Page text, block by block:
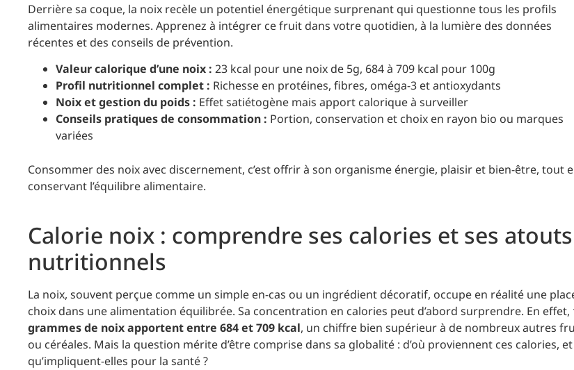
Derrière sa coque, la noix recèle un potentiel énergétique surprenant qui questionne tous les profils
alimentaires modernes. Apprenez à intégrer ce fruit dans votre quotidien, à la lumière des données
récentes et des conseils de prévention.
Valeur calorique d’une noix : 23 kcal pour une noix de 5g, 684 à 709 kcal pour 100g
Profil nutritionnel complet : Richesse en protéines, fibres, oméga-3 et antioxydants
Noix et gestion du poids : Effet satiétogène mais apport calorique à surveiller
Conseils pratiques de consommation : Portion, conservation et choix en rayon bio ou marques
variées
Consommer des noix avec discernement, c’est offrir à son organisme énergie, plaisir et bien-être, tout
conservant l’équilibre alimentaire.
Calorie noix : comprendre ses calories et ses atouts
nutritionnels
La noix, souvent perçue comme un simple en-cas ou un ingrédient décoratif, occupe en réalité une
choix dans une alimentation équilibrée. Sa concentration en calories peut d’abord surprendre. En effet,
grammes de noix apportent entre 684 et 709 kcal, un chiffre bien supérieur à de nombreux autres
ou céréales. Mais la question mérite d’être comprise dans sa globalité : d’où proviennent ces calories, et
qu’impliquent-elles pour la santé ?